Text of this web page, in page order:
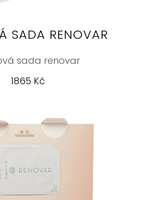
SADA RENOVAR
sada renovar
1865 Kč